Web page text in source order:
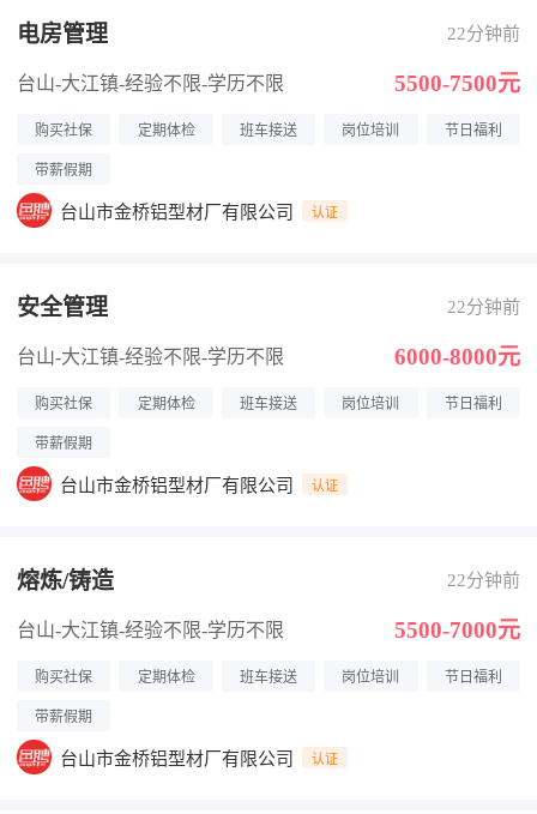
电房管理 22分钟前
台山-大江镇-经验不限-学历不限 5500-7500元
购买社保 定期体检 班车接送 岗位培训 节日福利
带薪假期
台山市金桥铝型材厂有限公司 认证
安全管理 22分钟前
台山-大江镇-经验不限-学历不限 6000-8000元
购买社保 定期体检 班车接送 岗位培训 节日福利
带薪假期
台山市金桥铝型材厂有限公司 认证
熔炼/铸造 22分钟前
台山-大江镇-经验不限-学历不限 5500-7000元
购买社保 定期体检 班车接送 岗位培训 节日福利
带薪假期
台山市金桥铝型材厂有限公司 认证